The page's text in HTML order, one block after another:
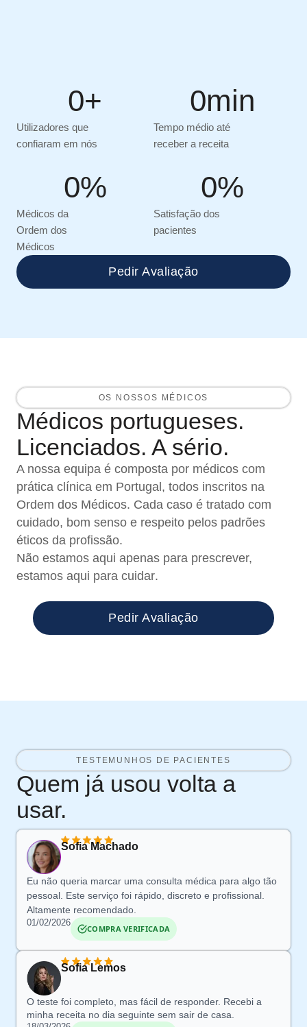
0+
Utilizadores que
confiaram em nós
0min
Tempo médio até
receber a receita
0%
Médicos da
Ordem dos
Médicos
0%
Satisfação dos
pacientes
Pedir Avaliação
OS NOSSOS MÉDICOS
Médicos portugueses.
Licenciados. A sério.
A nossa equipa é composta por médicos com
prática clínica em Portugal, todos inscritos na
Ordem dos Médicos. Cada caso é tratado com
cuidado, bom senso e respeito pelos padrões
éticos da profissão.
Não estamos aqui apenas para prescrever,
estamos aqui para cuidar.
Pedir Avaliação
TESTEMUNHOS DE PACIENTES
Quem já usou volta a
usar.
Sofia Machado
Eu não queria marcar uma consulta médica para algo tão
pessoal. Este serviço foi rápido, discreto e profissional.
Altamente recomendado.
01/02/2026
COMPRA VERIFICADA
Sofia Lemos
O teste foi completo, mas fácil de responder. Recebi a
minha receita no dia seguinte sem sair de casa.